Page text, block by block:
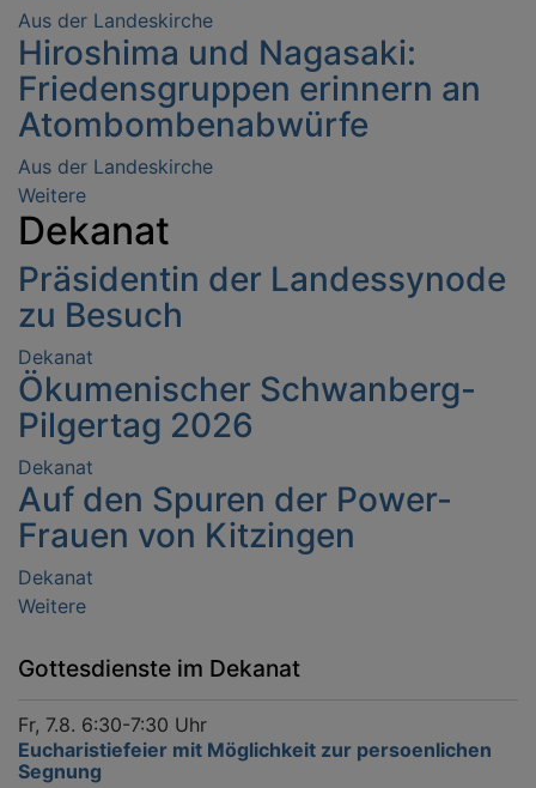
Aus der Landeskirche
Hiroshima und Nagasaki:
Friedensgruppen erinnern an
Atombombenabwürfe
Aus der Landeskirche
Weitere
über
Aus
der
Landeskirche
Dekanat
Präsidentin der Landessynode
zu Besuch
Dekanat
Ökumenischer Schwanberg-
Pilgertag 2026
Dekanat
Auf den Spuren der Power-
Frauen von Kitzingen
Dekanat
Weitere
Dekanat
Gottesdienste im Dekanat
Fr, 7.8. 6:30-7:30 Uhr
Eucharistiefeier mit Möglichkeit zur persoenlichen
Segnung